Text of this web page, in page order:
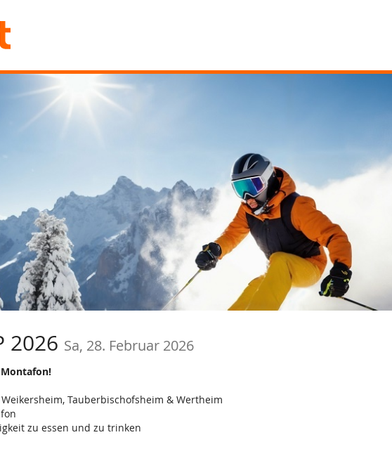
2026 Sa, 28. Februar 2026
Tauberbischofsheim & Wertheim
zu essen und zu trinken